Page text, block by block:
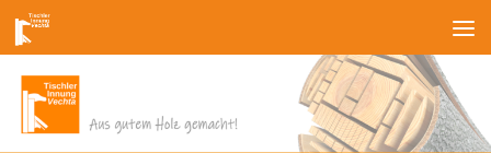
Zum Inhalt springen